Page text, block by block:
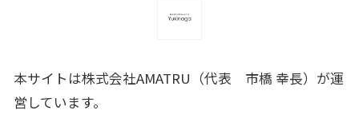
本サイトは株式会社AMATRU（代表 市橋 幸長）が運
営しています。